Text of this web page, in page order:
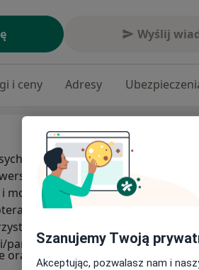
Wyślij
i ceny Adresy
w procesie
Humanistycznospołecznym
modyfikacji zachowania) oraz 4-
w Szkole Psychoterapii
Psychiatrycznego. Pracuję
parami.
systemowo.
Szanujemy Twoją
Akceptując, pozwalasz nam i